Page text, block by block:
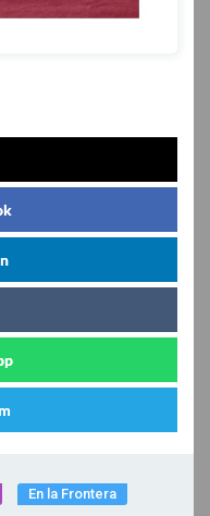
En la Frontera